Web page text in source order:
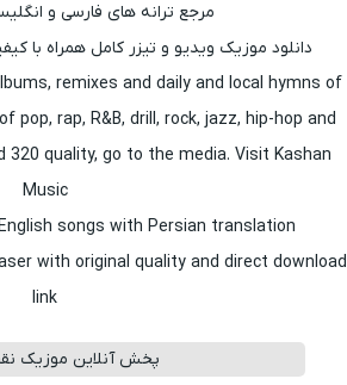
مرجع ترانه های فارسی و
دانلود موزیک ویدیو و تیزر کامل همراه با
remixes and daily and local hymns of
rap, R&B, drill, rock, jazz, hip-hop and
quality, go to the media. Visit Kashan
Music
songs with Persian translation
with original quality and direct download
link
پخش آنلاین موزیک